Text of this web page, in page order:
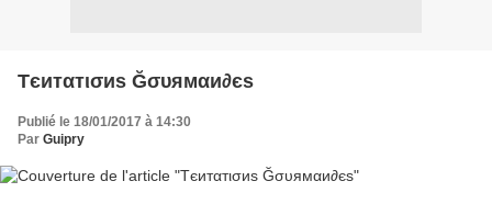
Tєитαтισиѕ Ğσυямαи∂єѕ
Publié le 18/01/2017 à 14:30
Par Guipry